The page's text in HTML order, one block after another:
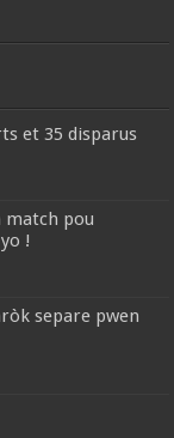
et 35 disparus
match pou
!
separe pwen